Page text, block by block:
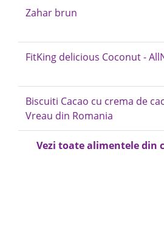
Zahar brun
FitKing delicious Coconut -
Biscuiti Cacao cu crema de
Vreau din Romania
Vezi toate alimentele din